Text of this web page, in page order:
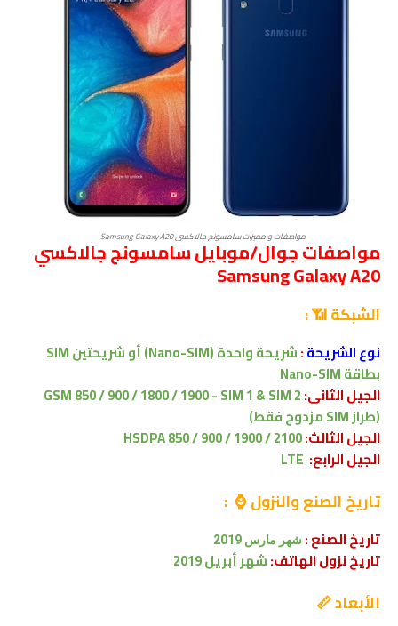
مواصفات و مميزات سامسونج جالاكسي Samsung Galaxy A20
مواصفات جوال/موبايل سامسونج جالاكسي
Samsung Galaxy A20
الشبكة 📶 :
نوع الشريحة:شريحة واحدة (Nano-SIM) أو شريحتين
بطاقة Nano-SIM
الجيل الثانى:GSM 850 / 900 / 1800 / 1900 - SIM 1 & SIM 2
(طراز SIM مزدوج فقط)
الجيل الثالث:HSDPA 850 / 900 / 1900 / 2100
الجيل الرابع:
تاريخ الصنع والنزول ⌚ :
تاريخ الصنع : شهر مارس
تاريخ نزول الهاتف:شهر أبريل 2019
الأبعاد 📏